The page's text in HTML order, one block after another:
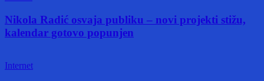
Nikola Radić osvaja publiku – novi projekti stižu,
kalendar gotovo popunjen
Internet